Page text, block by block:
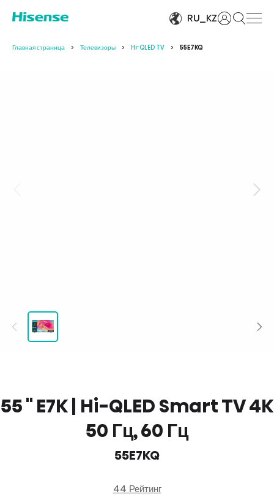
RU_KZВойти
Главная страница Телевизоры Hi-QLED TV 55E7KQ
55 '' E7K | Hi-QLED Smart TV 4K
50 Гц, 60 Гц
55E7KQ
44 Рейтинг